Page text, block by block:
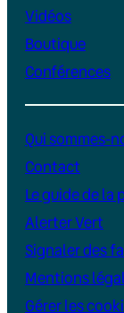
Vidéos
Boutique
Conférences
Qui sommes-
Contact
Le guide de la
Alerter Vert
Signaler des
Mentions
Gérer les